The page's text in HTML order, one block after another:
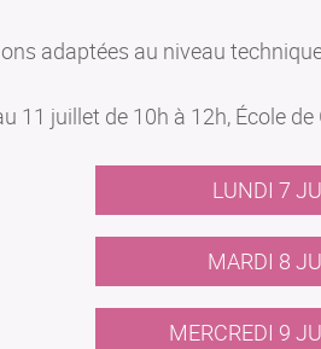
adaptées au niveau
11 juillet de 10h à 12h, École
LUNDI 7
MARDI 8
MERCREDI 9